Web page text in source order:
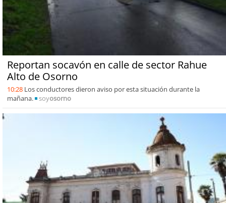
Reportan socavón en calle de sector Rahue
Alto de Osorno
10:28 Los conductores dieron aviso por esta situación durante la
mañana.
soyosorno